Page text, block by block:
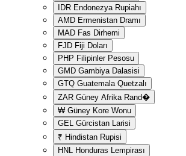
IDR Endonezya Rupiahı
AMD Ermenistan Dramı
MAD Fas Dirhemi
FJD Fiji Doları
PHP Filipinler Pesosu
GMD Gambiya Dalasisi
GTQ Guatemala Quetzalı
ZAR Güney Afrika Rand�
₩ Güney Kore Wonu
GEL Gürcistan Larisi
₹ Hindistan Rupisi
HNL Honduras Lempirası